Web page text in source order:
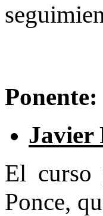
Ponente:
Javier
El curso
Ponce,